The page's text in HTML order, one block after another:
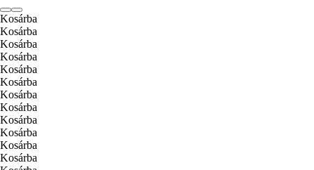
Kosárba
Kosárba
Kosárba
Kosárba
Kosárba
Kosárba
Kosárba
Kosárba
Kosárba
Kosárba
Kosárba
Kosárba